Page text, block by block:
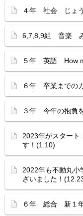
４年 社会 じょ
6,7,8,9組 音楽 み
５年 英語 How
６年 卒業までの
３年 今年の抱負
2023年がスタート
す！(1.10)
2022年も不動丸小
ざいました！
６年 総合 新１